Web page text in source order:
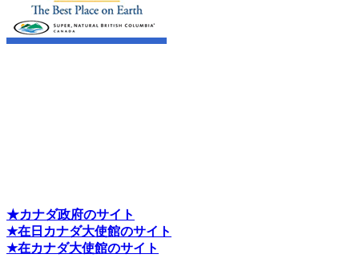
★カナダ政府のサイト
★在日カナダ大使館のサイト
★在カナダ大使館のサイト